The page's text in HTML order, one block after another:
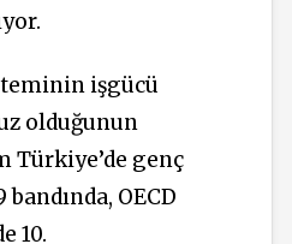
iş­gücü
oldu­ğunun
Tür­kiye’de genç
OECD
10.